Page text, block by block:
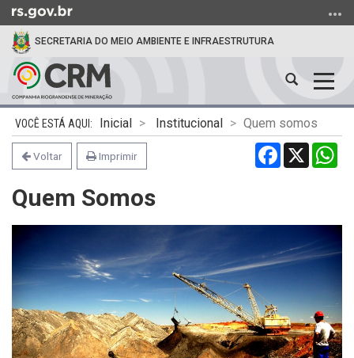
para
conteúdo
para
menu
SECRETARIA DO MEIO AMBIENTE E INFRAESTRUTURA
Abrir
busca
Início
do
conteúdo
Inicial Institucional Quem somos
Voltar Imprimir Facebook
X
Quem Somos